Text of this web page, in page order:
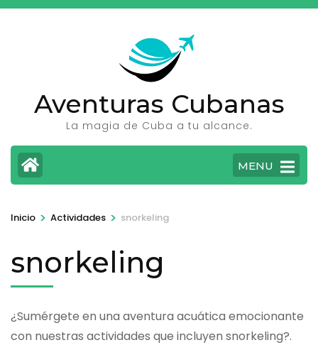
Saltar
Aventuras Cubanas
La magia de Cuba a tu alcance.
MENU
Inicio > Actividades > snorkeling
snorkeling
¿Sumérgete en una aventura acuática emocionante
con nuestras actividades que incluyen snorkeling?.